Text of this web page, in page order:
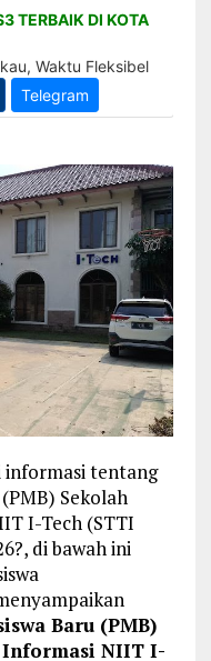
informasi tentang
Sekolah
I-Tech (STTI
di bawah ini
Baru (PMB)
NIIT I-